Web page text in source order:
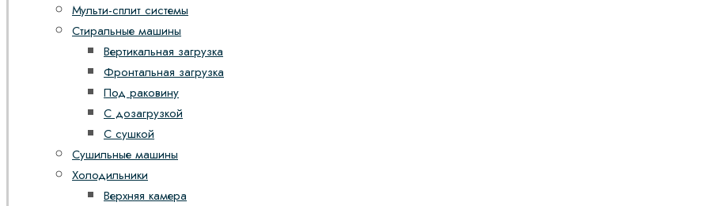
Мульти-сплит системы
Стиральные машины
Вертикальная загрузка
Фронтальная загрузка
Под раковину
С дозагрузкой
С сушкой
Сушильные машины
Холодильники
Верхняя камера